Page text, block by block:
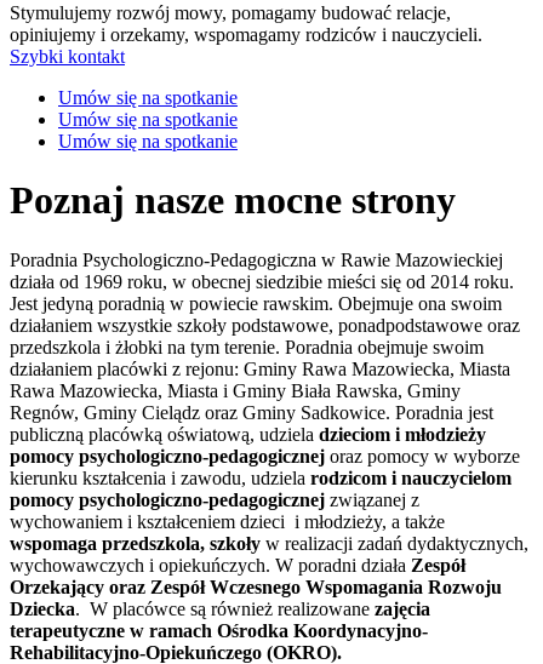
Stymulujemy rozwój mowy, pomagamy budować relacje,
opiniujemy i orzekamy, wspomagamy rodziców i nauczycieli.
Szybki kontakt
Umów się na spotkanie
Umów się na spotkanie
Umów się na spotkanie
Poznaj nasze mocne strony
Poradnia Psychologiczno-Pedagogiczna w Rawie Mazowieckiej
działa od 1969 roku, w obecnej siedzibie mieści się od 2014 roku.
Jest jedyną poradnią w powiecie rawskim. Obejmuje ona swoim
działaniem wszystkie szkoły podstawowe, ponadpodstawowe oraz
przedszkola i żłobki na tym terenie. Poradnia obejmuje swoim
działaniem placówki z rejonu: Gminy Rawa Mazowiecka, Miasta
Rawa Mazowiecka, Miasta i Gminy Biała Rawska, Gminy
Regnów, Gminy Cielądz oraz Gminy Sadkowice. Poradnia jest
publiczną placówką oświatową, udziela dzieciom i młodzieży
pomocy psychologiczno-pedagogicznej oraz pomocy w wyborze
kierunku kształcenia i zawodu, udziela rodzicom i nauczycielom
pomocy psychologiczno-pedagogicznej związanej z
wychowaniem i kształceniem dzieci i młodzieży, a także
wspomaga przedszkola, szkoły w realizacji zadań dydaktycznych,
wychowawczych i opiekuńczych. W poradni działa Zespół
Orzekający oraz Zespół Wczesnego Wspomagania Rozwoju
Dziecka. W placówce są również realizowane zajęcia
terapeutyczne w ramach Ośrodka Koordynacyjno-
Rehabilitacyjno-Opiekuńczego (OKRO).